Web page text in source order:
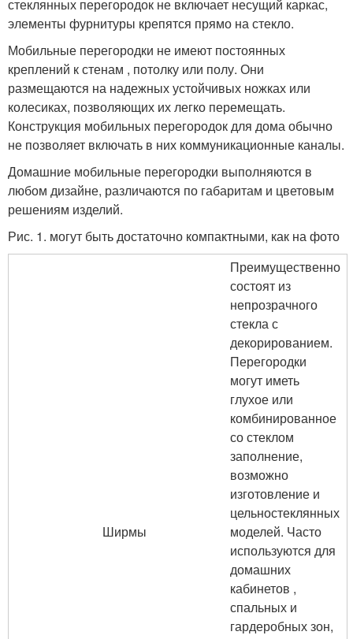
стеклянных перегородок не включает несущий каркас,
элементы фурнитуры крепятся прямо на стекло.
Мобильные перегородки не имеют постоянных
креплений к стенам , потолку или полу. Они
размещаются на надежных устойчивых ножках или
колесиках, позволяющих их легко перемещать.
Конструкция мобильных перегородок для дома обычно
не позволяет включать в них коммуникационные каналы.
Домашние мобильные перегородки выполняются в
любом дизайне, различаются по габаритам и цветовым
решениям изделий.
Рис. 1. могут быть достаточно компактными, как на фото
Ширмы
Преимущественно
состоят из
непрозрачного
стекла с
декорированием.
Перегородки
могут иметь
глухое или
комбинированное
со стеклом
заполнение,
возможно
изготовление и
цельностеклянных
моделей. Часто
используются для
домашних
кабинетов ,
спальных и
гардеробных зон,